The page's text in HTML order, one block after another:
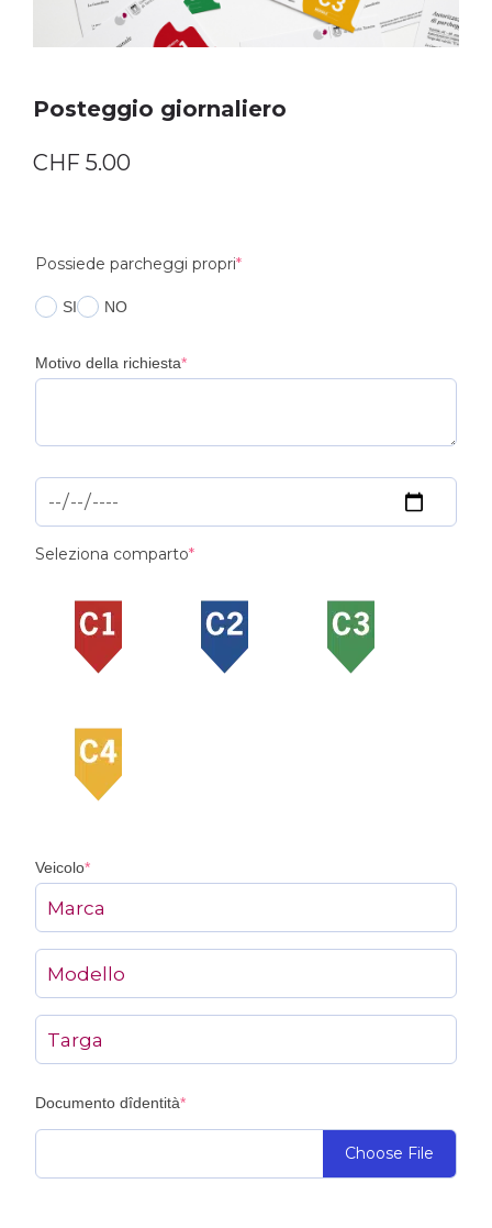
Posteggio giornaliero
CHF 5.00
Possiede parcheggi propri*(required)
SI NO
Motivo della richiesta*(required)
Seleziona comparto*(required)
Veicolo*(required)
Documento dîdentità*(required)
Choose File